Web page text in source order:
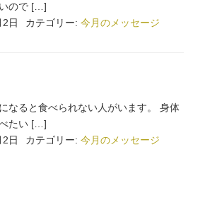
ので […]
日
カテゴリー: 今月のメッセージ
なると食べられない人がいます。 身体
たい […]
日
カテゴリー: 今月のメッセージ